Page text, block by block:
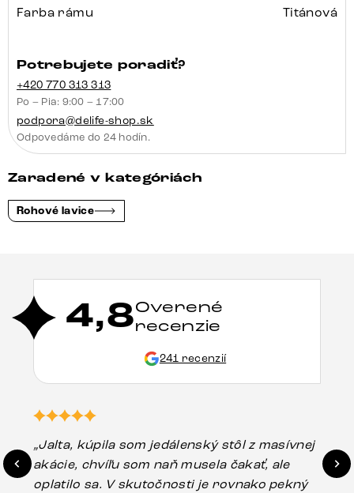
Farba rámu Titánová
Potrebujete poradiť?
+420 770 313 313
Po – Pia: 9:00 – 17:00
podpora@delife-shop.sk
Odpovedáme do 24 hodín.
Zaradené v kategóriách
Rohové lavice
4,8Overené
recenzie
241 recenzií
„Jalta, kúpila som jedálenský stôl z masívnej
akácie, chvíľu som naň musela čakať, ale
oplatilo sa. V skutočnosti je rovnako pekný